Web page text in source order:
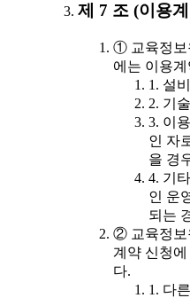
제 7 조 (이용
① 교육정보
에는 이용
1. 설
2. 기
3. 이
인 자
을 경
4. 기
인 운
되는
② 교육정보
계약 신청에
다.
1. 다